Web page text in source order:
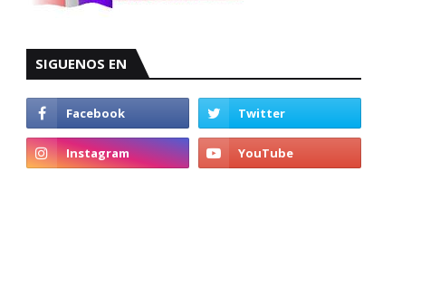
SIGUENOS EN